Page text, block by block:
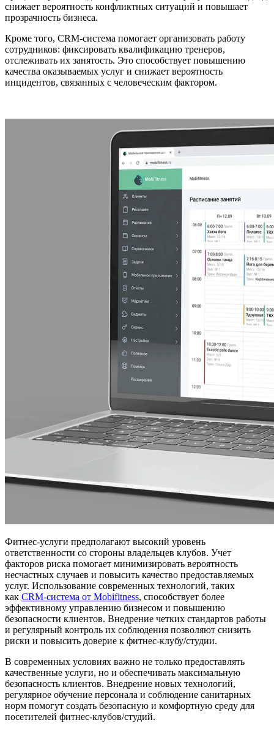
снижает вероятность конфликтных ситуаций и повышает
прозрачность бизнеса.
Кроме того, CRM-система помогает организовать работу
сотрудников: фиксировать квалификацию тренеров,
отслеживать их занятость. Это способствует повышению
качества оказываемых услуг и снижает вероятность
инцидентов, связанных с человеческим фактором.
Фитнес-услуги предполагают высокий уровень
ответственности со стороны владельцев клубов. Учет
факторов риска помогает минимизировать вероятность
несчастных случаев и повысить качество предоставляемых
услуг. Использование современных технологий, таких
как CRM-система от Mobifitness, способствует более
эффективному управлению бизнесом и повышению
безопасности клиентов. Внедрение четких стандартов работы
и регулярный контроль их соблюдения позволяют снизить
риски и повысить доверие к фитнес-клубу/студии.
В современных условиях важно не только предоставлять
качественные услуги, но и обеспечивать максимальную
безопасность клиентов. Внедрение новых технологий,
регулярное обучение персонала и соблюдение санитарных
норм помогут создать безопасную и комфортную среду для
посетителей фитнес-клубов/студий.